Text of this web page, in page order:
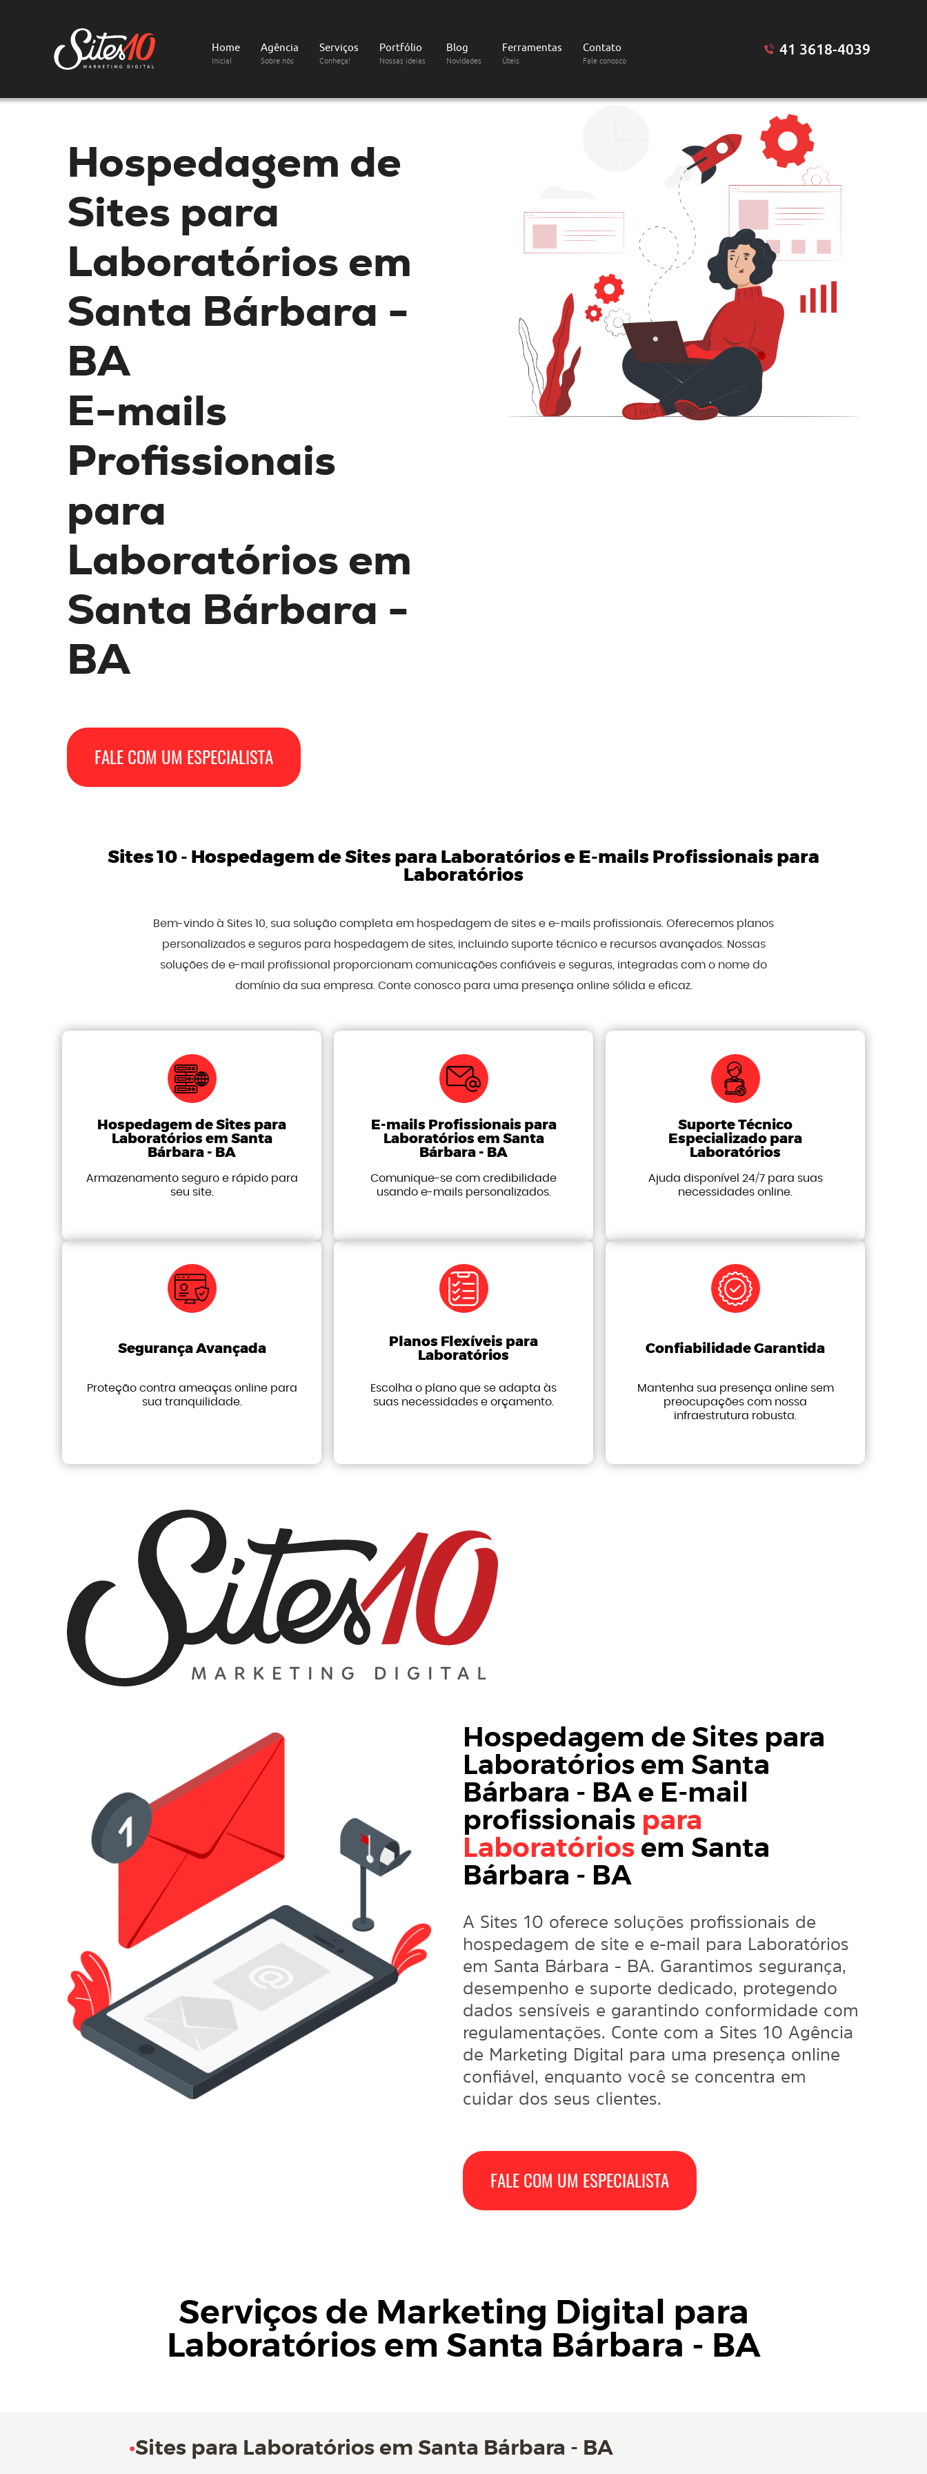
Home
Inicial
Agência
Sobre nós
Serviços
Conheça!
Portfólio
Nossas ideias
Blog
Novidades
Ferramentas
Úteis
Contato
Fale conosco
41 3618-4039
Hospedagem de
Sites para
Laboratórios em
Santa Bárbara -
BA
E-mails
Profissionais
para
Laboratórios em
Santa Bárbara -
BA
FALE COM UM ESPECIALISTA
Sites 10 - Hospedagem de Sites para Laboratóriose E-mails Profissionais para
Laboratórios
Bem-vindo à Sites 10, sua solução completa em hospedagem de sites e e-mails profissionais. Oferecemos planos
personalizados e seguros para hospedagem de sites, incluindo suporte técnico e recursos avançados. Nossas
soluções de e-mail profissional proporcionam comunicações confiáveis e seguras, integradas com o nome do
domínio da sua empresa. Conte conosco para uma presença online sólida e eficaz.
Hospedagem de Sites para
Laboratórios em Santa
Bárbara - BA
Armazenamento seguro e rápido para
seu site.
E-mails Profissionais para
Laboratórios em Santa
Bárbara - BA
Comunique-se com credibilidade
usando e-mails personalizados.
Suporte Técnico
Especializado para
Laboratórios
Ajuda disponível 24/7 para suas
necessidades online.
Segurança Avançada
Proteção contra ameaças online para
sua tranquilidade.
Planos Flexíveis para
Laboratórios
Escolha o plano que se adapta às
suas necessidades e orçamento.
Confiabilidade Garantida
Mantenha sua presença online sem
preocupações com nossa
infraestrutura robusta.
Hospedagem de Sites para
Laboratórios em Santa
Bárbara - BA e E-mail
profissionais para
Laboratórios em Santa
Bárbara - BA
A Sites 10 oferece soluções profissionais de
hospedagem de site e e-mail para Laboratórios
em Santa Bárbara - BA. Garantimos segurança,
desempenho e suporte dedicado, protegendo
dados sensíveis e garantindo conformidade com
regulamentações. Conte com a Sites 10 Agência
de Marketing Digital para uma presença online
confiável, enquanto você se concentra em
cuidar dos seus clientes.
FALE COM UM ESPECIALISTA
Serviços de Marketing Digital para
Laboratórios em Santa Bárbara - BA
•Sites para Laboratórios em Santa Bárbara - BA